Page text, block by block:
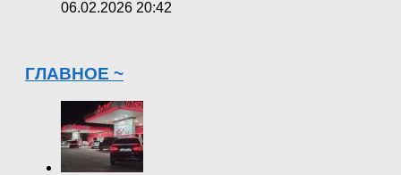
06.02.2026 20:42
ГЛАВНОЕ ~